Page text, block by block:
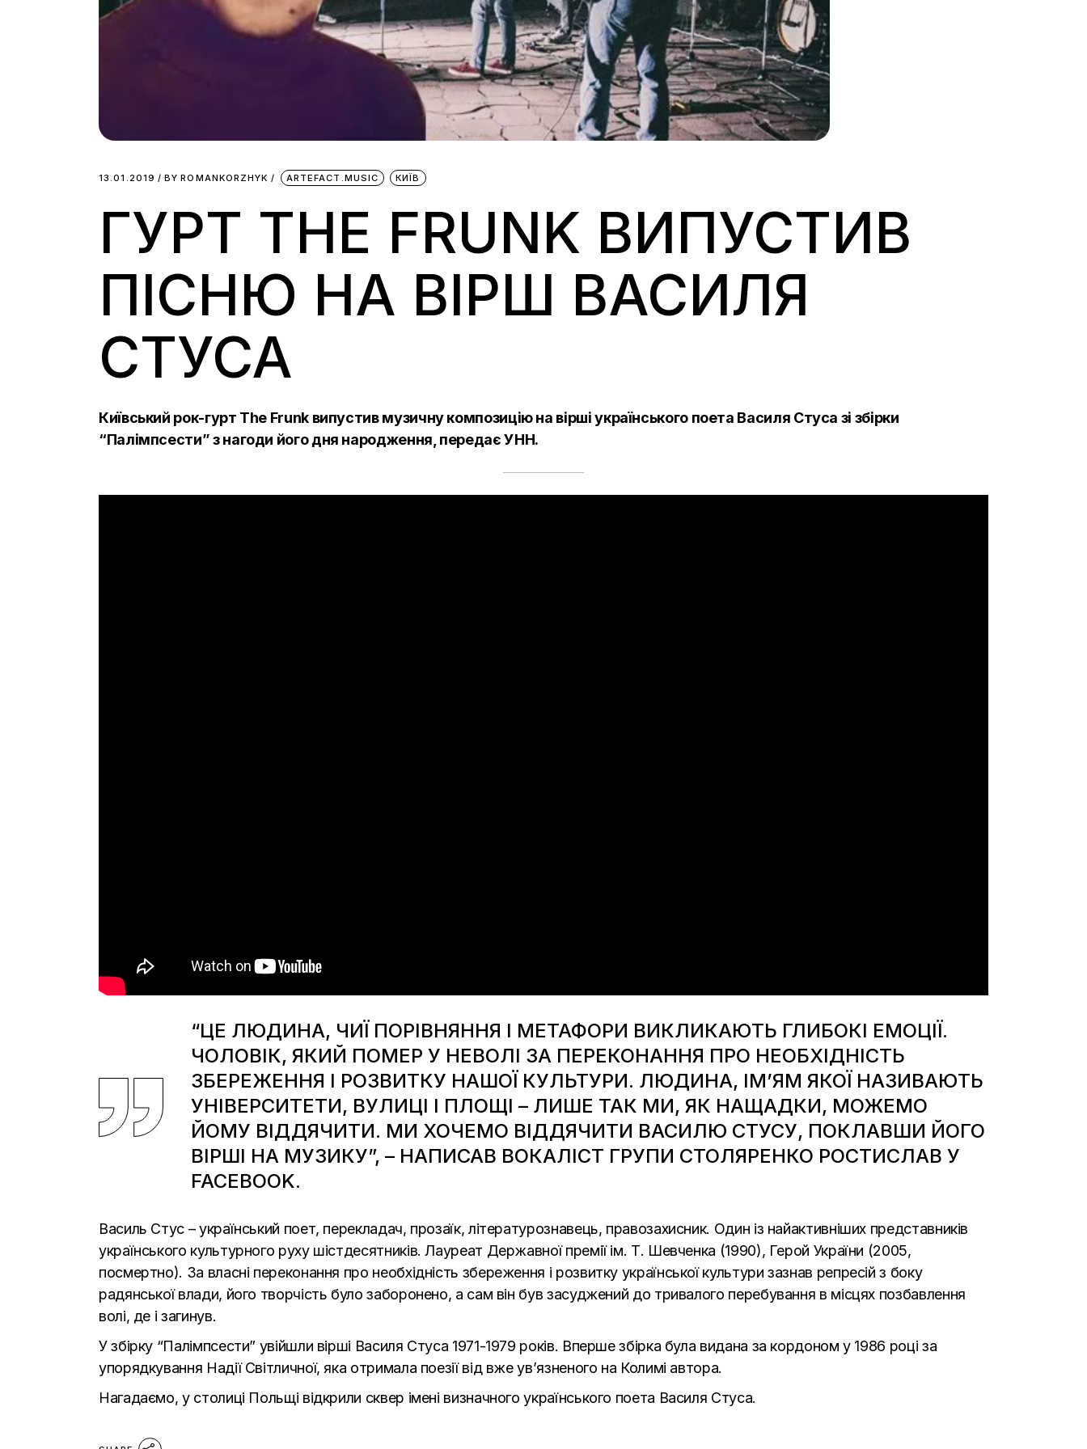
13.01.2019 BY ROMANKORZHYK ARTEFACT.MUSIC КИЇВ
ГУРТ THE FRUNK ВИПУСТИВ
ПІСНЮ НА ВІРШ ВАСИЛЯ
СТУСА
Київський рок-гурт The Frunk випустив музичну композицію на вірші українського поета Василя Стуса зі збірки
“Палімпсести” з нагоди його дня народження, передаєУНН.
“ЦЕ ЛЮДИНА, ЧИЇ ПОРІВНЯННЯ І МЕТАФОРИ ВИКЛИКАЮТЬ ГЛИБОКІ ЕМОЦІЇ.
ЧОЛОВІК, ЯКИЙ ПОМЕР У НЕВОЛІ ЗА ПЕРЕКОНАННЯ ПРО НЕОБХІДНІСТЬ
ЗБЕРЕЖЕННЯ І РОЗВИТКУ НАШОЇ КУЛЬТУРИ. ЛЮДИНА, ІМ’ЯМ ЯКОЇ НАЗИВАЮТЬ
УНІВЕРСИТЕТИ, ВУЛИЦІ І ПЛОЩІ – ЛИШЕ ТАК МИ, ЯК НАЩАДКИ, МОЖЕМО
ЙОМУ ВІДДЯЧИТИ. МИ ХОЧЕМО ВІДДЯЧИТИ ВАСИЛЮ СТУСУ, ПОКЛАВШИ ЙОГО
ВІРШІ НА МУЗИКУ”, – НАПИСАВ ВОКАЛІСТ ГРУПИ СТОЛЯРЕНКО РОСТИСЛАВ У
FACEBOOK.
Василь Стус – український поет, перекладач, прозаїк, літературознавець, правозахисник. Один із найактивніших представників
українського культурного руху шістдесятників. Лауреат Державної премії ім. Т. Шевченка (1990), Герой України (2005,
посмертно). За власні переконання про необхідність збереження і розвитку української культури зазнав репресій з боку
радянської влади, його творчість було заборонено, а сам він був засуджений до тривалого перебування в місцях позбавлення
волі, де і загинув.
У збірку “Палімпсести” увійшли вірші Василя Стуса 1971-1979 років. Вперше збірка була видана за кордоном у 1986 році за
упорядкування Надії Світличної, яка отримала поезії від вже ув’язненого на Колимі автора.
Нагадаємо, у столиці Польщі відкрили сквер імені визначного українського поета Василя Стуса.